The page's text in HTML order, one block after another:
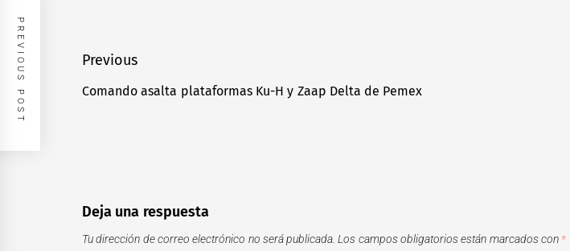
Navegación
de
Previous
Previous
Comando asalta plataformas Ku-H y Zaap Delta de Pemex
PREVIOUS POST
Deja una respuesta
Tu dirección de correo electrónico no será publicada. Los campos obligatorios están marcados con *